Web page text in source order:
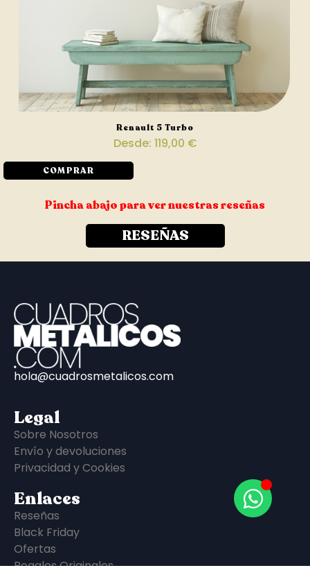
Renault 5 Turbo
Desde: 119,00 €
COMPRAR
Pincha abajo para ver nuestras reseñas
RESEÑAS
hola@cuadrosmetalicos.com
Legal
Sobre Nosotros
Envío y devoluciones
Privacidad y Cookies
Enlaces
Reseñas
Black Friday
Ofertas